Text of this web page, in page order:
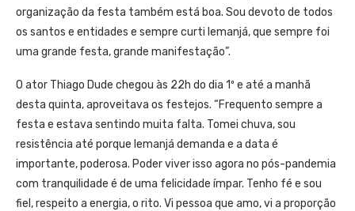
organização da festa também está boa. Sou devoto de todos
os santos e entidades e sempre curti Iemanjá, que sempre foi
uma grande festa, grande manifestação”.
O ator Thiago Dude chegou às 22h do dia 1º e até a manhã
desta quinta, aproveitava os festejos. “Frequento sempre a
festa e estava sentindo muita falta. Tomei chuva, sou
resistência até porque Iemanjá demanda e a data é
importante, poderosa. Poder viver isso agora no pós-pandemia
com tranquilidade é de uma felicidade ímpar. Tenho fé e sou
fiel, respeito a energia, o rito. Vi pessoa que amo, vi a proporção